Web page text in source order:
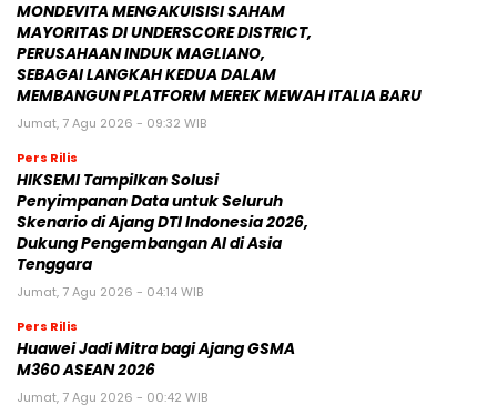
MONDEVITA MENGAKUISISI SAHAM
MAYORITAS DI UNDERSCORE DISTRICT,
PERUSAHAAN INDUK MAGLIANO,
SEBAGAI LANGKAH KEDUA DALAM
MEMBANGUN PLATFORM MEREK MEWAH ITALIA BARU
Jumat, 7 Agu 2026 - 09:32 WIB
Pers Rilis
HIKSEMI Tampilkan Solusi
Penyimpanan Data untuk Seluruh
Skenario di Ajang DTI Indonesia 2026,
Dukung Pengembangan AI di Asia
Tenggara
Jumat, 7 Agu 2026 - 04:14 WIB
Pers Rilis
Huawei Jadi Mitra bagi Ajang GSMA
M360 ASEAN 2026
Jumat, 7 Agu 2026 - 00:42 WIB